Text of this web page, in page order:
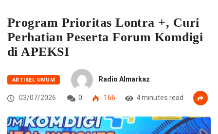
Program Prioritas Lontra +, Curi
Perhatian Peserta Forum Komdigi
di APEKSI
ARTIKEL UMUM Radio Almarkaz
03/07/2026 0 166 4 minutes read